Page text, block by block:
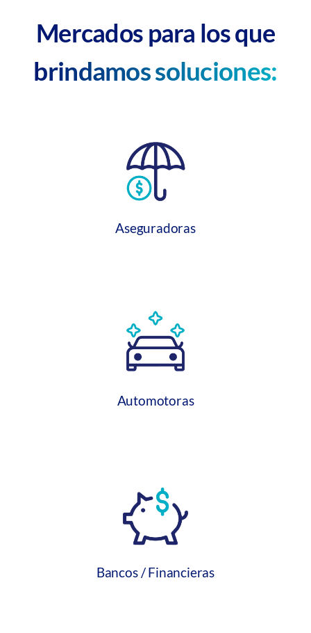
Mercados para los que
brindamos soluciones:
Aseguradoras
Automotoras
Bancos / Financieras